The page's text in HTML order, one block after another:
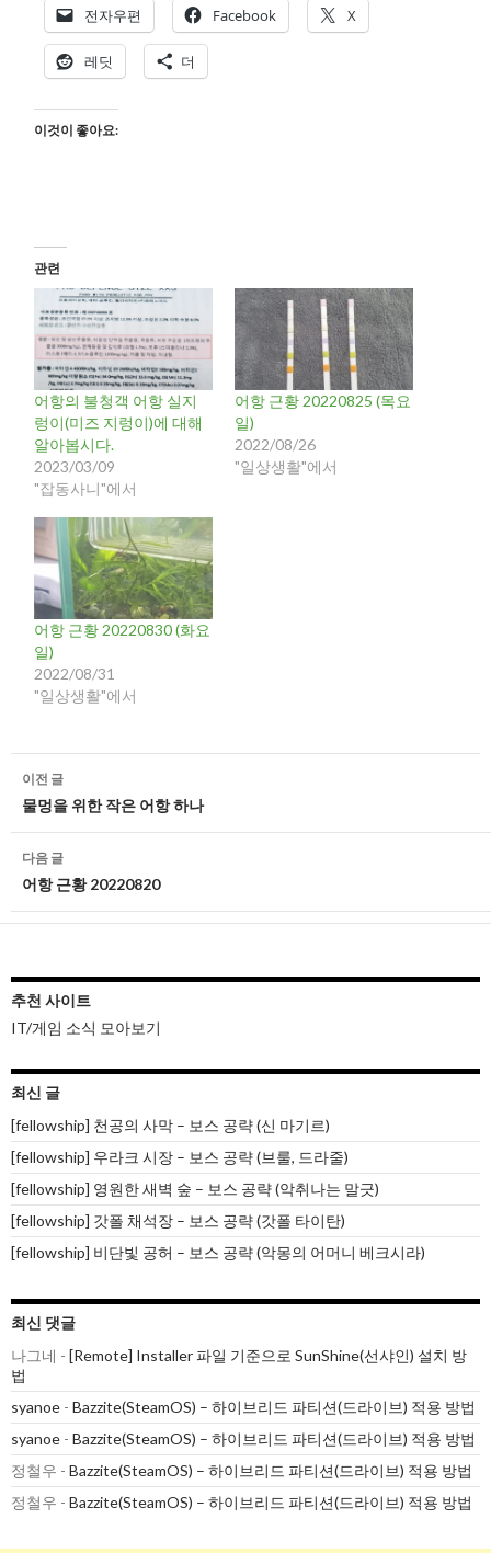
전자우편 Facebook X
레딧 더
이것이 좋아요:
관련
어항의 불청객 어항 실지
렁이(미즈 지렁이)에 대해
알아봅시다.
2023/03/09
"잡동사니"에서
어항 근황 20220825 (목요
일)
2022/08/26
"일상생활"에서
어항 근황 20220830 (화요
일)
2022/08/31
"일상생활"에서
글
네
비
게
이
이전 글
물멍을 위한 작은 어항 하나
다음 글
어항 근황 20220820
추천 사이트
IT/게임 소식 모아보기
최신 글
[fellowship] 천공의 사막 – 보스 공략 (신 마기르)
[fellowship] 우라크 시장 – 보스 공략 (브룰, 드라줄)
[fellowship] 영원한 새벽 숲 – 보스 공략 (악취나는 말긋)
[fellowship] 갓폴 채석장 – 보스 공략 (갓폴 타이탄)
[fellowship] 비단빛 공허 – 보스 공략 (악몽의 어머니 베크시라)
최신 댓글
나그네 - [Remote] Installer 파일 기준으로 SunShine(선샤인) 설치 방
법
syanoe - Bazzite(SteamOS) – 하이브리드 파티션(드라이브) 적용 방법
syanoe - Bazzite(SteamOS) – 하이브리드 파티션(드라이브) 적용 방법
정철우 - Bazzite(SteamOS) – 하이브리드 파티션(드라이브) 적용 방법
정철우 - Bazzite(SteamOS) – 하이브리드 파티션(드라이브) 적용 방법